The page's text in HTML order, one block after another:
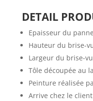
DETAIL
Epaisseur du
Hauteur du brise-
Largeur du brise-
Tôle découpée au
Peinture réalisée
Arrive chez le